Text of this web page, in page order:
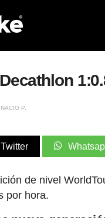
P.
Twitter
de nivel
por hora.